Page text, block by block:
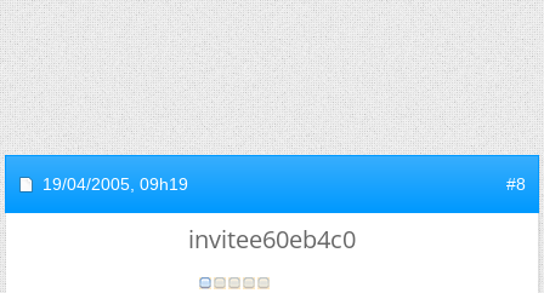
19/04/2005, 09h19 #8
invitee60eb4c0